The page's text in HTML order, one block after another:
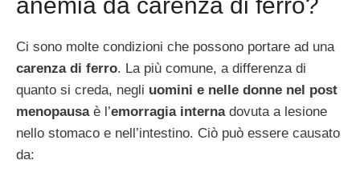
Ci sono molte condizioni che possono portare ad una
carenza di ferro. La più comune, a differenza di
quanto si creda, negli uomini e nelle donne nel post
menopausaè l’emorragia internadovuta a lesione
nello stomaco e nell’intestino. Ciò può essere causato
da: